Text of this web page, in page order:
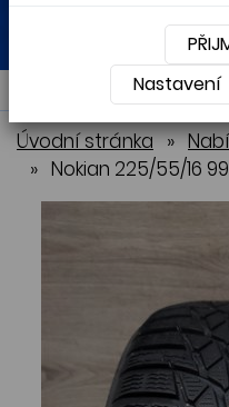
Úvodní stránka »
» Nokian 225/55/16
Nastavení